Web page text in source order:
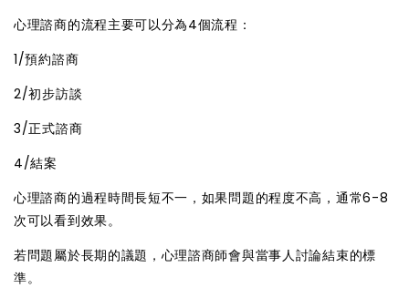
心理諮商的流程主要可以分為4個流程：
1/預約諮商
2/初步訪談
3/正式諮商
4/結案
心理諮商的過程時間長短不一，如果問題的程度不高，通常6-8
次可以看到效果。
若問題屬於長期的議題，心理諮商師會與當事人討論結束的標
準。